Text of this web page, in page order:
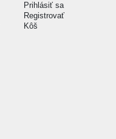
Prihlásiť sa
Registrovať
Kôš